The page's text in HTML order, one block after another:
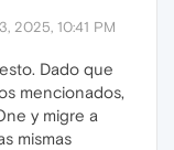
2025, 10:41 PM
Dado que
mencionados,
y migre a
mismas